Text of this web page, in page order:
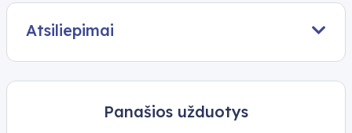
Atsiliepimai
Panašios užduotys